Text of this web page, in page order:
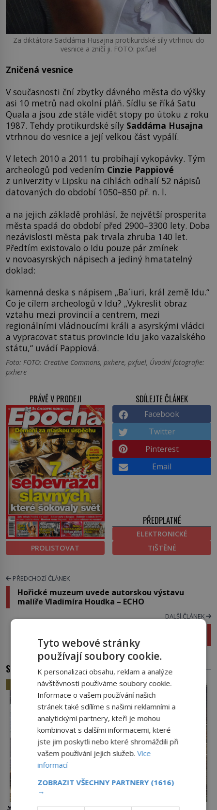
Za diktátora Saddáma Husajna protikurdské síly vtrhnou do
vesnice a zničí ji. FOTO: pxfuel
Zničená vesnice
V současnosti ční zbytky dávného města do výšky
asi 10 metrů nad okolní pláň. Sídlu se říká Satu
Quala a jsou zde stále vidět stopy po útoku z roku
1987. Tehdy protikurdské síly Saddáma Husajna
vtrhnou do vesnice a její velkou část vypálí.
V letech 2010 a 2011 tu probíhají vykopávky. Tým
archeologů pod vedením Cinzie Pappiové
z univerzity v Lipsku na cihlách odhalí 52 nápisů
datovaných do období 1050–850 př. n. l.
a na jejich základě prohlásí, že největší prosperita
města spadá do období před 2900–3300 lety. Doba
nezávislosti města pak trvala zhruba 140 let.
Předtím existovalo o Idu pouze pár zmínek
v novoasyrských nápisech a jediný hmatatelný
doklad:
kamenná deska s nápisem „Ba´iuri, král země Idu.“
Co je cílem archeologů v Idu? „Vykreslit obraz
vztahu mezi provincií a centrem, mezi
regionálními vládnoucími králi a asyrskými vládci
a vypracovat status provincie Idu jako vazalského
státu,“ uvádí Pappiová.
Foto: FOTO: Creative Commons, pxhere, pxfuel, Úvodní fotografie:
pxhere
PRÁVĚ V PRODEJI
PROLISTOVAT
SDÍLEJTE ČLÁNEK
Facebook
Twitter
Pinterest
Email
PŘEDPLATNÉ
ELEKTRONICKÉ
TIŠTĚNÉ
PŘEDCHOZÍ ČLÁNEK
Hořické muzeum uvede autorskou výstavu
malíře Vladimíra Houdka – ECHO
DALŠÍ ČLÁNEK
SOUVISEJÍCÍ ČLÁNKY
HISTORIE
Tyto webové stránky
používají soubory cookie.
K personalizaci obsahu, reklam a analýze
návštěvnosti používáme soubory cookie.
Informace o vašem používání našich
stránek také sdílíme s našimi reklamními a
analytickými partnery, kteří je mohou
kombinovat s dalšími informacemi, které
jste jim poskytli nebo které shromáždili při
vašem používání jejich služeb.Více
informací
ZOBRAZIT VŠECHNY PARTNERY (1616)
→